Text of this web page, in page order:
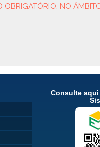
OBRIGATÓRIO, NO
Consulte